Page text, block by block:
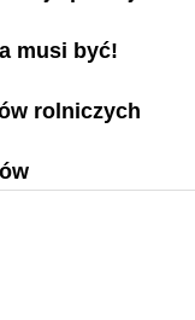
musi być!
rolniczych